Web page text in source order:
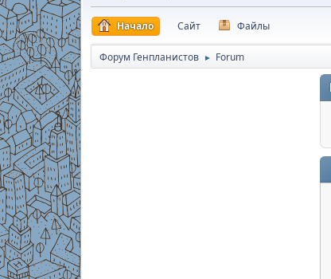
Начало Сайт Файлы
Форум Генпланистов ► Forum